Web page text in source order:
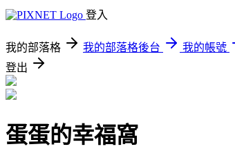
登入
我的部落格 我的部落格後台
我的帳號
登出
蛋蛋的幸福窩